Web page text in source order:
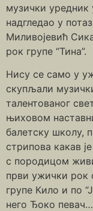
музички уредник
надгледао у
Миливојевић
рок групе “Тина”.
Нису се само у
скупљали
талентованог
њиховом
балетску школу,
стрипова какав
с породицом
први ужички рок
групе Кило и по
него Ђоко